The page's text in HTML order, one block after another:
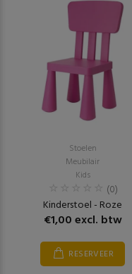
Stoelen
Meubilair
Kids
(0)
Kinderstoel - Roze
€1,00 excl. btw
RESERVEER